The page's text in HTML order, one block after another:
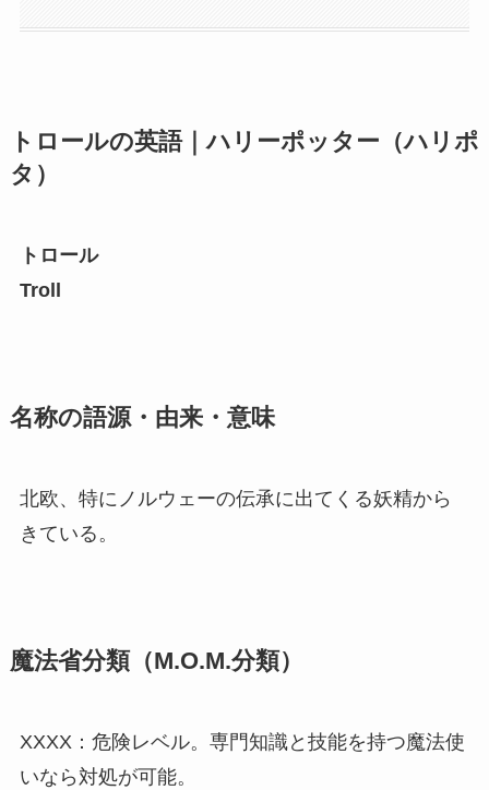
トロールの英語｜ハリーポッター（ハリポ
タ）
トロール
Troll
名称の語源・由来・意味
北欧、特にノルウェーの伝承に出てくる妖精から
きている。
魔法省分類（M.O.M.分類）
XXXX：危険レベル。専門知識と技能を持つ魔法使
いなら対処が可能。